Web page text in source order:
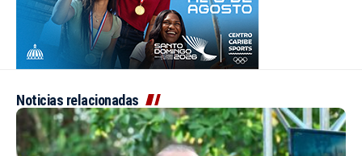
Noticias relacionadas